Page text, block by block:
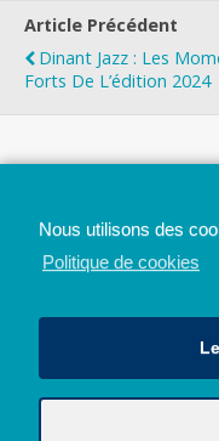
Article Précédent
Dinant Jazz : Les
Forts De L’édition 2024
Nous utilisons des
Politique de cookies